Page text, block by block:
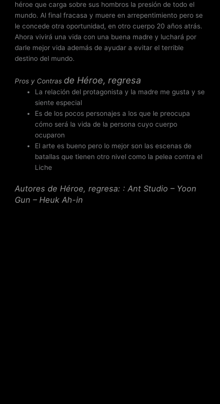
héroe que carga sobre sus hombros la presión de todo el
mundo. Al final fracasa y muere en arrepentimiento pero se
le concede otra oportunidad, en otro cuerpo 20 años atrás.
Ahora vivirá una vida con una buena madre y luchará por
darle mejor vida además de ayudar a evitar el terrible
destino del mundo.
Pros y Contras de Héroe, regresa
La relación del protagonista y la madre me gusta y se
siente especial
Es de los pocos personajes a los que le preocupa
cómo será la vida de la persona cuyo cuerpo
ocuparon
El arte es bueno pero lo mejor son las escenas de
batallas que tienen otro nivel como la pelea contra el
Liche
Autores de Héroe, regresa: : Ant Studio – Yoon
Gun – Heuk Ah-in